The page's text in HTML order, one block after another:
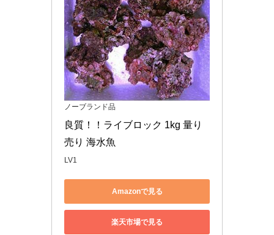
ノーブランド品
良質！！ライブロック 1kg 量り
売り 海水魚
LV1
Amazonで見る
楽天市場で見る